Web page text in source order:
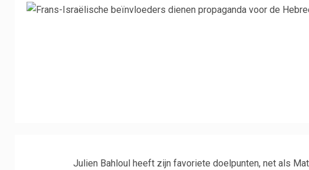
Julien Bahloul heeft zijn favoriete doelpunten, net als